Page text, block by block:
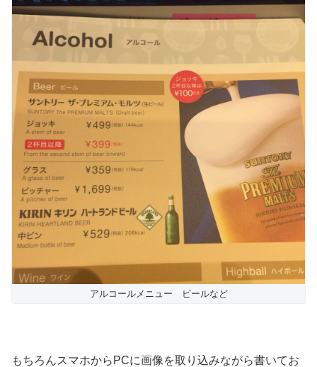
アルコールメニュー ビールなど
もちろんスマホからPCに画像を取り込みながら書いてお